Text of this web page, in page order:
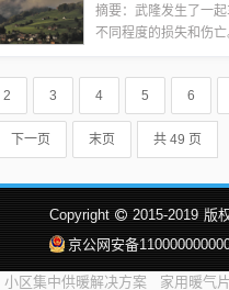
摘要：武隆发生了一
不同程度的损失和伤
理等方面。通过对此事
众对交通安全的认识，
2 3 4 5 6
下一页 末页 共 49 页
Copyright 2015-2019 版
京公网安备
小区集中供暖解决方案 家用暖气片